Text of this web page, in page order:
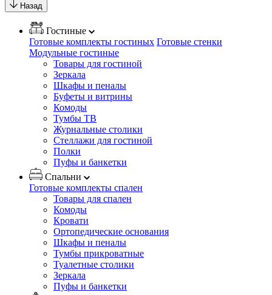
Назад
Гостиные
Готовые комплекты гостиных Готовые стенки
Модульные гостиные
Товары для гостиной
Зеркала
Шкафы и пеналы
Буфеты и витрины
Комоды
Тумбы ТВ
Журнальные столики
Стеллажи для гостиной
Полки
Пуфы и банкетки
Спальни
Готовые комплекты спален
Товары для спален
Комоды
Кровати
Ортопедические основания
Шкафы и пеналы
Тумбы прикроватные
Туалетные столики
Зеркала
Пуфы и банкетки